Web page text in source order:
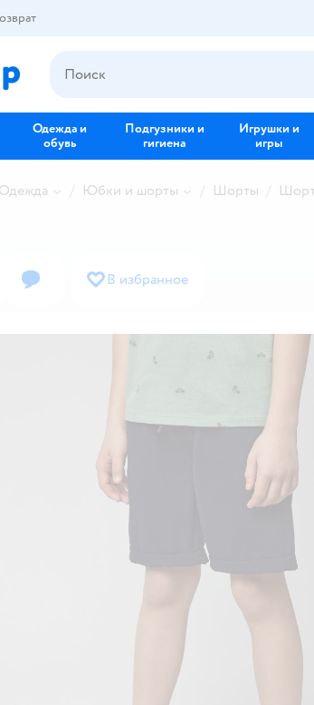
Одежда и
обувь
Подгузники и
гигиена
Игрушки и
игры
Одежда Юбки и шорты Шорты
В избранное